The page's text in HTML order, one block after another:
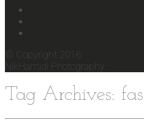
© Copyright 2016
NikHamidi Photography
Tag Archives: